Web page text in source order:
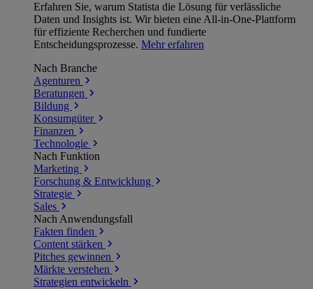
Erfahren Sie, warum Statista die Lösung für verlässliche
Daten und Insights ist. Wir bieten eine All-in-One-Plattform
für effiziente Recherchen und fundierte
Entscheidungsprozesse. Mehr erfahren
Nach Branche
Agenturen
Beratungen
Bildung
Konsumgüter
Finanzen
Technologie
Nach Funktion
Marketing
Forschung & Entwicklung
Strategie
Sales
Nach Anwendungsfall
Fakten finden
Content stärken
Pitches gewinnen
Märkte verstehen
Strategien entwickeln